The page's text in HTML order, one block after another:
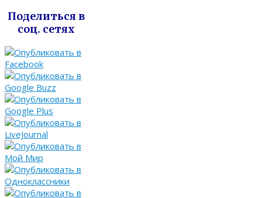
Поделиться в
соц. сетях